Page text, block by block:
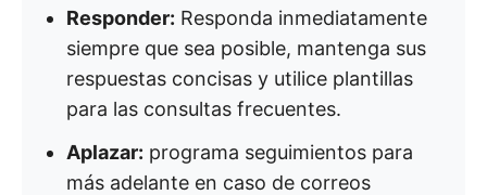
Responder: Responda inmediatamente
siempre que sea posible, mantenga sus
respuestas concisas y utilice plantillas
para las consultas frecuentes.
Aplazar: programa seguimientos para
más adelante en caso de correos